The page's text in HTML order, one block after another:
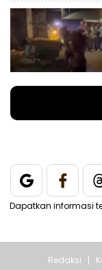
Dapatkan informasi
Redaksi